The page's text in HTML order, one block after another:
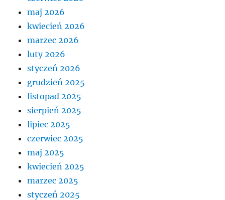
maj 2026
kwiecień 2026
marzec 2026
luty 2026
styczeń 2026
grudzień 2025
listopad 2025
sierpień 2025
lipiec 2025
czerwiec 2025
maj 2025
kwiecień 2025
marzec 2025
styczeń 2025